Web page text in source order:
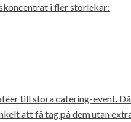
i fler storlekar:
till stora catering-event.
att få tag på dem utan